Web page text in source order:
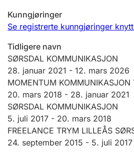
Ektepaktveileder
Offentlig sektor
Andre tema
Kunngjøringer
Se registrerte kunngjøringer
Tidligere navn
SØRSDAL KOMMUNIKASJON
28. januar 2021 - 12. mars 2026
MOMENTUM KOMMUNIKASJON
20. mars 2018 - 28. januar 2021
SØRSDAL KOMMUNIKASJON
5. juli 2017 - 20. mars 2018
FREELANCE TRYM LILLEÅS
24. september 2015 - 5. juli 2017